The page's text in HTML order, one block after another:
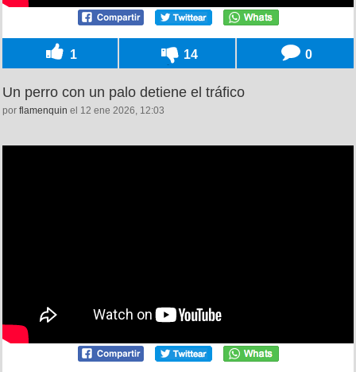
1 14 0
Un perro con un palo detiene el tráfico
por flamenquin el 12 ene 2026, 12:03